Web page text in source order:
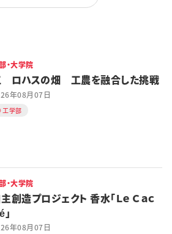
・大学院
ロハスの畑 工農を融合した挑戦
年08月07日
工学部
・大学院
創造プロジェクト 香水「Ｌｅ Ｃａｃ
」
年08月07日